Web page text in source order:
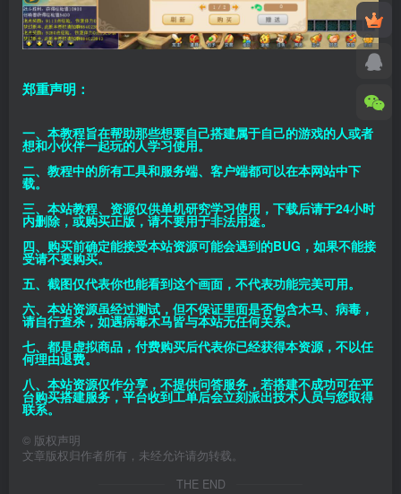
郑重声明：
一、本教程旨在帮助那些想要自己搭建属于自己的游戏的人或者
想和小伙伴一起玩的人学习使用。
二、教程中的所有工具和服务端、客户端都可以在本网站中下
载。
三、本站教程、资源仅供单机研究学习使用，下载后请于24小时
内删除，或购买正版，请不要用于非法用途。
四、购买前确定能接受本站资源可能会遇到的BUG，如果不能接
受请不要购买。
五、截图仅代表你也能看到这个画面，不代表功能完美可用。
六、本站资源虽经过测试，但不保证里面是否包含木马、病毒，
请自行查杀，如遇病毒木马皆与本站无任何关系。
七、都是虚拟商品，付费购买后代表你已经获得本资源，不以任
何理由退费。
八、本站资源仅作分享，不提供问答服务，若搭建不成功可在平
台购买搭建服务，平台收到工单后会立刻派出技术人员与您取得
联系。
© 版权声明
文章版权归作者所有，未经允许请勿转载。
THE END